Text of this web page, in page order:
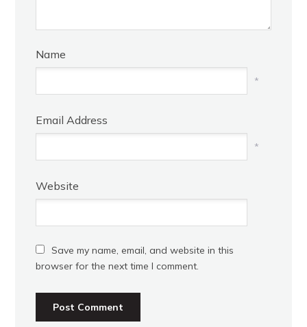
Name
*
Email Address
*
Website
Save my name, email, and website in this
browser for the next time I comment.